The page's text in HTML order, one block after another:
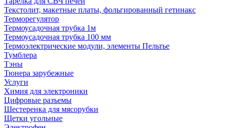
Текстолит, макетные платы, фольгированный гетинакс
Терморегулятор
Термоусадочная трубка 1м
Термоусадочная трубка 100 мм
Термоэлектрические модули, элементы Пельтье
Тумблера
Тэны
Тюнера зарубежные
Услуги
Химия для электроники
Цифровые разъемы
Шестеренка для мясорубки
Щетки угольные